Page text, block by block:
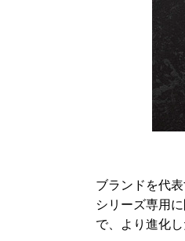
ブランドを代
シリーズ専用
で、より進化